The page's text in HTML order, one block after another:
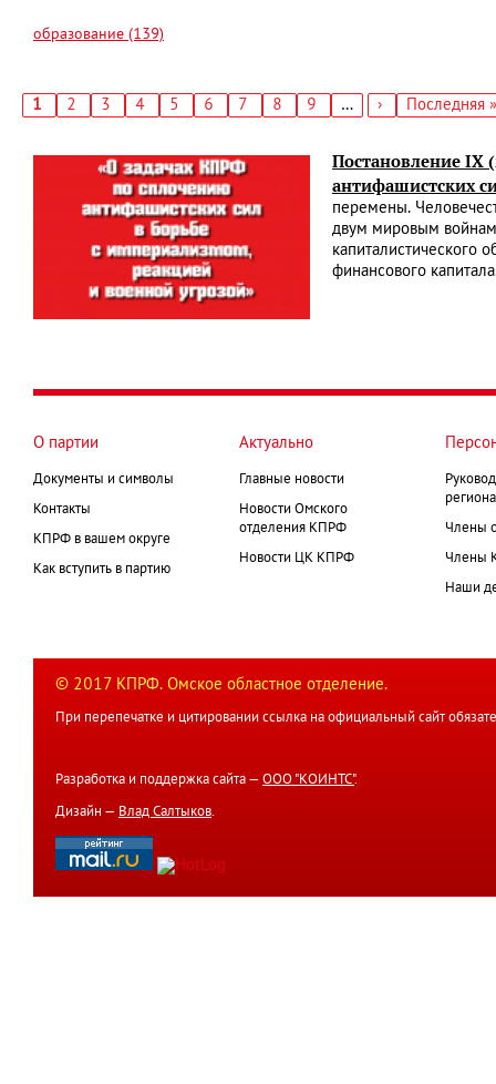
образование (139)
Текущая
1 Страница
2 Страница
3 Страница
4 Страница
5 Страница
6 Страница
7 Страница
8 Страница
9 …
Следующая
›
Последняя
Последняя »
Постановление IX
антифашистских
перемены.
двум мировым
капиталистического
финансового
О партии
Документы и символы
Контакты
КПРФ в вашем округе
Как вступить в партию
Актуально
Главные новости
Новости Омского
отделения КПРФ
Новости ЦК КПРФ
Члены
Члены
Наши
© 2017 КПРФ. Омское областное отделение.
При перепечатке и цитировании ссылка на официальный сайт
Разработка и поддержка сайта — ООО "КОИНТС".
Дизайн — Влад Салтыков.